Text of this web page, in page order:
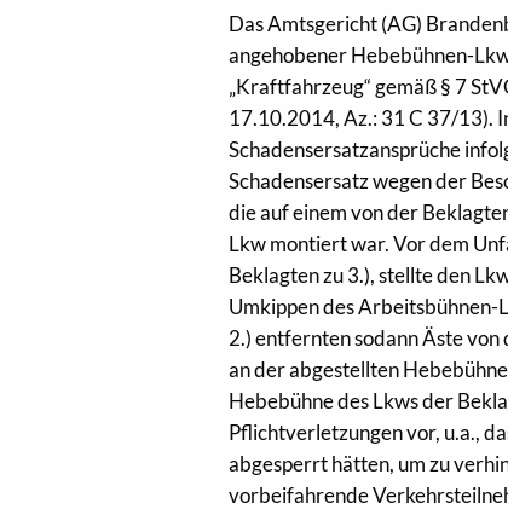
Das Amtsgericht (AG)
angehobener Hebebühnen-
„Kraftfahrzeug“ gemäß § 7
17.10.2014, Az.: 31 C 37/13).
Schadensersatzansprüche
Schadensersatz wegen der
die auf einem von der
Lkw montiert war. Vor dem
Beklagten zu 3.), stellte den
Umkippen des
2.) entfernten sodann Äste
an der abgestellten
Hebebühne des Lkws der
Pflichtverletzungen vor, u.a.,
abgesperrt hätten, um zu
vorbeifahrende